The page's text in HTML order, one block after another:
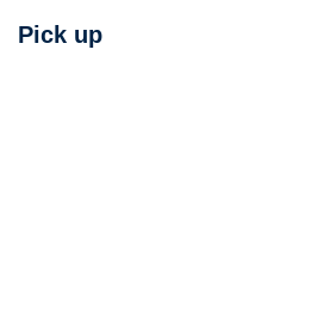
Pick up